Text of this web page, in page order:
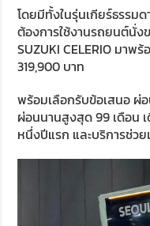
โดยมีทั้งในรุ่นเกียร์ธรรม
ต้องการใช้งานรถยนต์นั่
SUZUKI CELERIO มาพ
319,900 บาท
พร้อมเลือกรับข้อเสนอ ผ่
ผ่อนนานสูงสุด 99 เดือน
หนึ่งปีแรก และบริการช่วย